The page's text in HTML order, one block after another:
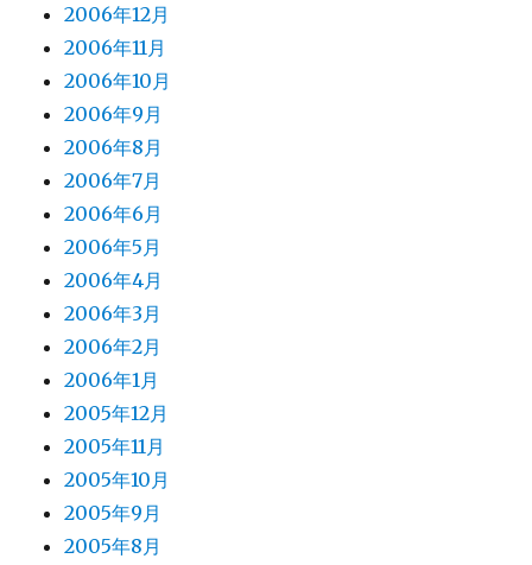
2006年12月
2006年11月
2006年10月
2006年9月
2006年8月
2006年7月
2006年6月
2006年5月
2006年4月
2006年3月
2006年2月
2006年1月
2005年12月
2005年11月
2005年10月
2005年9月
2005年8月